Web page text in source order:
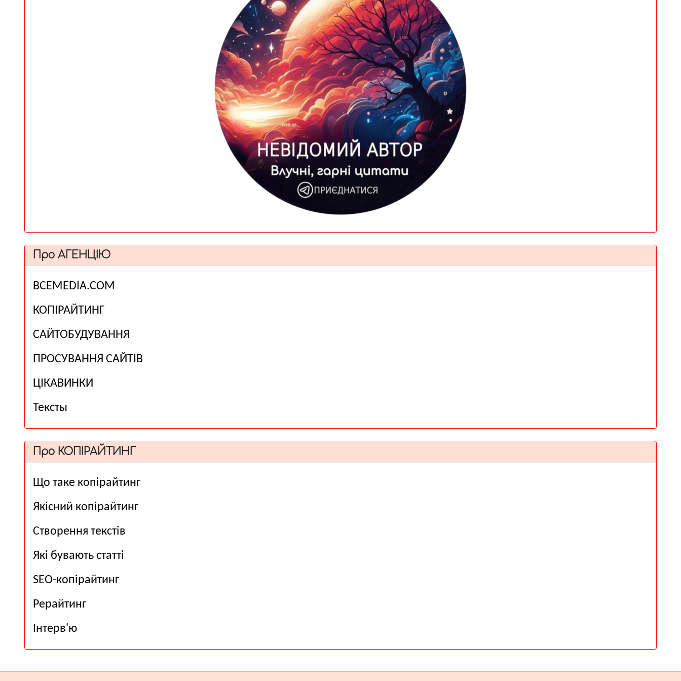
Про АГЕНЦІЮ
ВСЕМЕDІА.COM
КОПІРАЙТИНГ
САЙТОБУДУВАННЯ
ПРОСУВАННЯ САЙТІВ
ЦІКАВИНКИ
Тексты
Про КОПІРАЙТИНГ
Що таке копірайтинг
Якісний копірайтинг
Створення текстів
Які бувають статті
SEO-копірайтинг
Рерайтинг
Інтерв'ю